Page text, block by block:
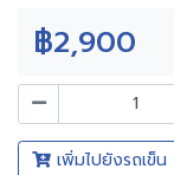
฿2,900
เพิ่มไปยังรถเข็น